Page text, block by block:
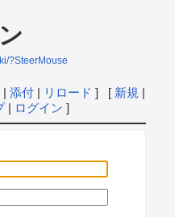
?SteerMouse
| 添付| リロード ] [ 新規 |
| ログイン ]